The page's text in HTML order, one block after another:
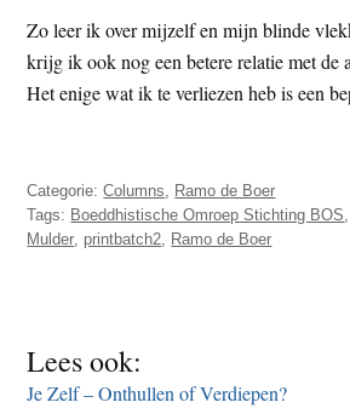
Zo leer ik over mijzelf en mijn blinde
krijg ik ook nog een betere relatie met de
Het enige wat ik te verliezen heb is een
Categorie:Columns
Ramo de Boer
Tags: Boeddhistische Omroep Stichting BOS
Mulder printbatch2 Ramo de Boer
Lees ook:
Je Zelf – Onthullen of Verdiepen?